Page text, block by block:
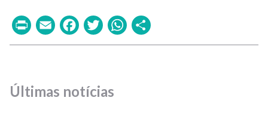
PrintEmailFacebook
TwitterWhatsApp
Últimas notícias